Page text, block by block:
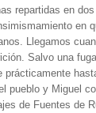
repartidas en
en
Llegamos
Salvo una
prácticamente
pueblo y Miguel
de Fuentes de